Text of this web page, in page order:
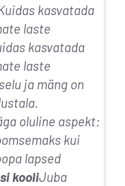
kasvatada
laste
kasvatada
laste
ja mäng on
oluline aspekt:
kui
lapsed
kooliJuba